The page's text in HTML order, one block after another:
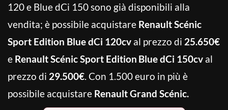
120 e Blue dCi 150 sono già disponibili alla
vendita; è possibile acquistare Renault Scénic
Sport Edition Blue dCi 120cv al prezzo di 25.650€
e Renault Scénic Sport Edition Blue dCi 150cv al
prezzo di 29.500€. Con 1.500 euro in più è
possibile acquistare Renault Grand Scénic.